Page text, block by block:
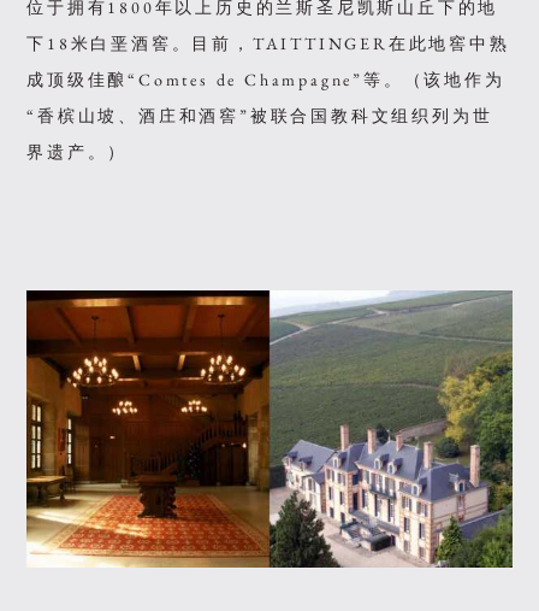
位于拥有1800年以上历史的兰斯圣尼凯斯山丘下的地
下18米白垩酒窖。目前，TAITTINGER在此地窖中熟
成顶级佳酿“Comtes de Champagne”等。（该地作为
“香槟山坡、酒庄和酒窖”被联合国教科文组织列为世
界遗产。）